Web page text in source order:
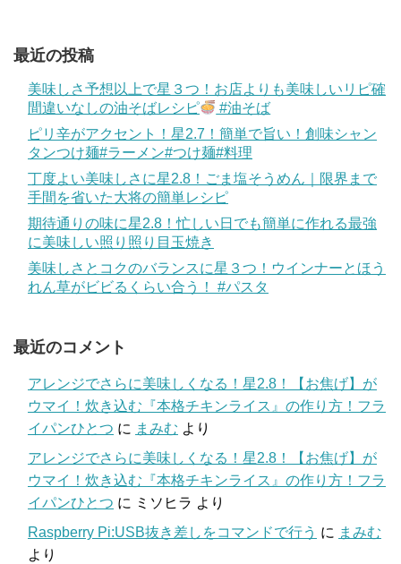
最近の投稿
美味しさ予想以上で星３つ！お店よりも美味しいリピ確
間違いなしの油そばレシピ
#油そば
ピリ辛がアクセント！星2.7！簡単で旨い！創味シャン
タンつけ麺#ラーメン#つけ麺#料理
丁度よい美味しさに星2.8！ごま塩そうめん｜限界まで
手間を省いた大将の簡単レシピ
期待通りの味に星2.8！忙しい日でも簡単に作れる最強
に美味しい照り照り目玉焼き
美味しさとコクのバランスに星３つ！ウインナーとほう
れん草がビビるくらい合う！ #パスタ
最近のコメント
アレンジでさらに美味しくなる！星2.8！【お焦げ】が
ウマイ！炊き込む『本格チキンライス』の作り方！フラ
イパンひとつ に まみむ より
アレンジでさらに美味しくなる！星2.8！【お焦げ】が
ウマイ！炊き込む『本格チキンライス』の作り方！フラ
イパンひとつ に ミソヒラ より
Raspberry Pi:USB抜き差しをコマンドで行う に まみむ
より